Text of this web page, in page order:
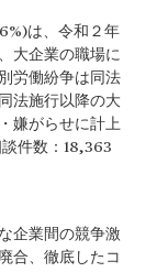
は、令和２年
大企業の職場に
労働紛争は同法
法施行以降の大
嫌がらせに計上
件数：18,363
企業間の競争激
合、徹底したコ